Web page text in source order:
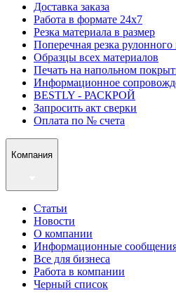
Доставка заказа
Работа в формате 24х7
Резка материала в размер
Поперечная резка рулонного
Образцы всех материалов
Печать на напольном
Информационное
BESTLY - РАСКРОЙ
Запросить акт сверки
Оплата по № счета
Компания
Статьи
Новости
О компании
Информационные
Все для бизнеса
Работа в компании
Черный список